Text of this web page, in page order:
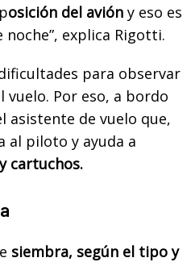
osición del avión y eso es
explica Rigotti.
para observar
Por eso, a bordo
asistente de vuelo que,
al piloto y ayuda a
cartuchos.
siembra, según el tipo y